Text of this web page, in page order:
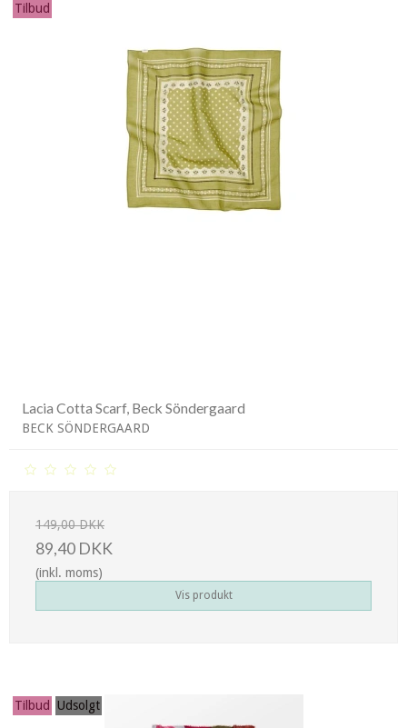
Tilbud
Lacia Cotta Scarf, Beck Söndergaard
BECK SÖNDERGAARD
149,00 DKK
89,40 DKK
(inkl. moms)
Vis produkt
Tilbud Udsolgt